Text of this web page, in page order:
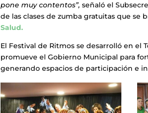
pone muy contentos”, señaló el
de las clases de zumba gratuitas que se
Salud.
El Festival de Ritmos se desarrolló en el
promueve el Gobierno Municipal para
generando espacios de participación e